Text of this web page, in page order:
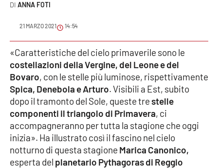
Editoriali
VIDEO
Ambiente
Cronaca
Cultura
ANNA FOTI
21 MARZO 2021 14:54
«Caratteristiche del cielo primaverile sono le
costellazioni della Vergine, del Leone e del
Bovaro, con le stelle più luminose, rispettivamente
Spica, Denebola e Arturo. Visibili a Est, subito
dopo il tramonto del Sole, queste trestelle
componenti il triangolo di Primavera, ci
accompagneranno per tutta la stagione che oggi
inizia». Ha illustrato così il fascino nel cielo
notturno di questa stagione Marica Canonico,
esperta del planetario Pythagoras di Reggio